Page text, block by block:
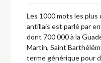
Les 1000 mots les plus
antillais est parlé par
dont 700 000 à la
Martin, Saint
terme générique pour